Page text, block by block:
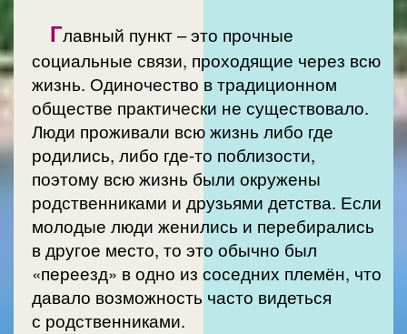
Главный пункт – это прочные
социальные связи, проходящие через всю
жизнь. Одиночество в традиционном
обществе практически не существовало.
Люди проживали всю жизнь либо где
родились, либо где-то поблизости,
поэтому всю жизнь были окружены
родственниками и друзьями детства. Если
молодые люди женились и перебирались
в другое место, то это обычно был
«переезд» в одно из соседних племён, что
давало возможность часто видеться
с родственниками.